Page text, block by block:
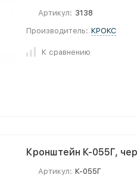
Артикул: 3138
Производитель: КРОКС
К сравнению
Кронштейн К-055Г,
Артикул: К-055Г